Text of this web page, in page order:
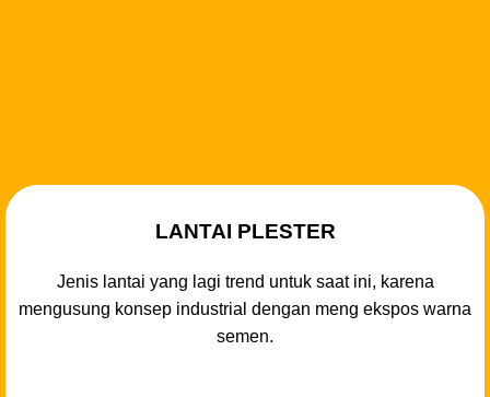
LANTAI PLESTER
Jenis lantai yang lagi trend untuk saat ini, karena
mengusung konsep industrial dengan meng ekspos warna
semen.